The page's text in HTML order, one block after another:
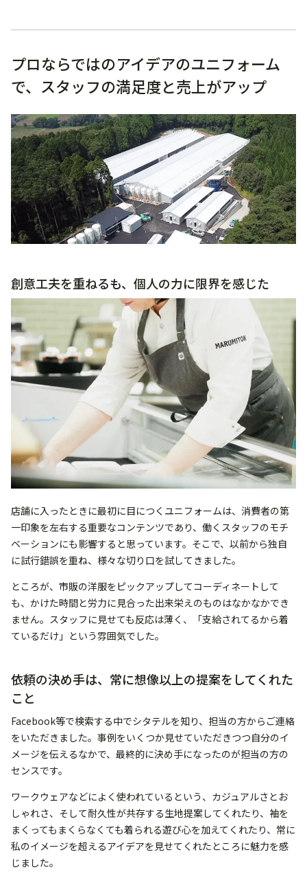
プロならではのアイデアのユニフォーム
で、スタッフの満足度と売上がアップ
創意工夫を重ねるも、個人の力に限界を感じた
店舗に入ったときに最初に目につくユニフォームは、消費者の第
一印象を左右する重要なコンテンツであり、働くスタッフのモチ
ベーションにも影響すると思っています。そこで、以前から独自
に試行錯誤を重ね、様々な切り口を試してきました。
ところが、市販の洋服をピックアップしてコーディネートして
も、かけた時間と労力に見合った出来栄えのものはなかなかでき
ません。スタッフに見せても反応は薄く、「支給されてるから着
ているだけ」という雰囲気でした。
依頼の決め手は、常に想像以上の提案をしてくれた
こと
Facebook等で検索する中でシタテルを知り、担当の方からご連絡
をいただきました。事例をいくつか見せていただきつつ自分のイ
メージを伝えるなかで、最終的に決め手になったのが担当の方の
センスです。
ワークウェアなどによく使われているという、カジュアルさとお
しゃれさ、そして耐久性が共存する生地提案してくれたり、袖を
まくってもまくらなくても着られる遊び心を加えてくれたり、常に
私のイメージを超えるアイデアを見せてくれたところに魅力を感
じました。